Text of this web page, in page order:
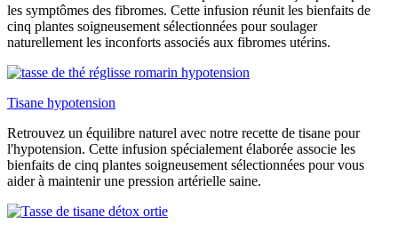
les symptômes des fibromes. Cette infusion réunit les bienfaits de
cinq plantes soigneusement sélectionnées pour soulager
naturellement les inconforts associés aux fibromes utérins.
Tisane hypotension
Retrouvez un équilibre naturel avec notre recette de tisane pour
l'hypotension. Cette infusion spécialement élaborée associe les
bienfaits de cinq plantes soigneusement sélectionnées pour vous
aider à maintenir une pression artérielle saine.